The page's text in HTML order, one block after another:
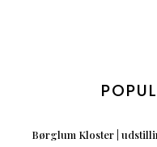
Børglum Kloster |